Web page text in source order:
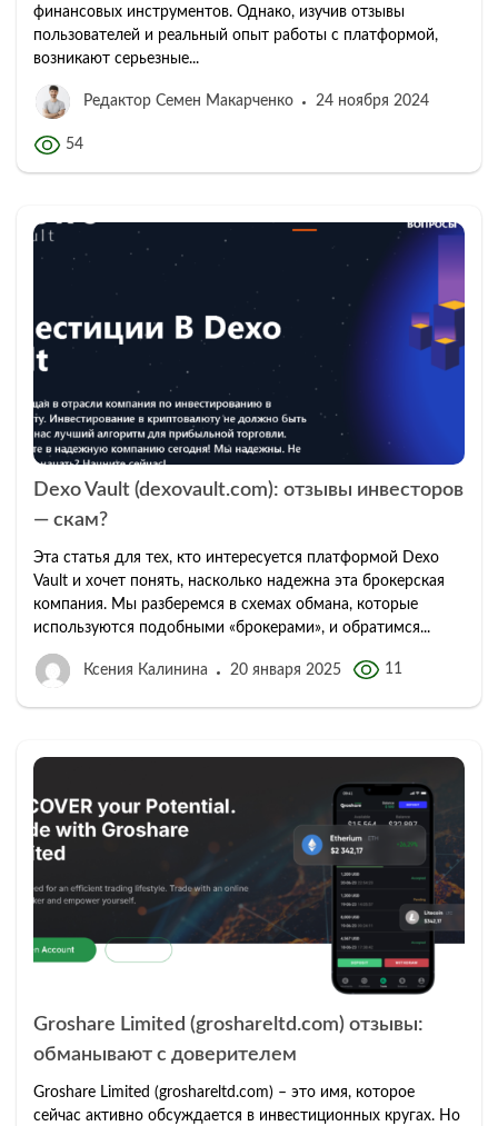
финансовых инструментов. Однако, изучив отзывы
пользователей и реальный опыт работы с платформой,
возникают серьезные...
Редактор Семен Макарченко 24 ноября 2024
54
Dexo Vault (dexovault.com): отзывы инвесторов
— скам?
Эта статья для тех, кто интересуется платформой Dexo
Vault и хочет понять, насколько надежна эта брокерская
компания. Мы разберемся в схемах обмана, которые
используются подобными «брокерами», и обратимся...
Ксения Калинина 20 января 2025 11
Groshare Limited (groshareltd.com) отзывы:
обманывают с доверителем
Groshare Limited (groshareltd.com) – это имя, которое
сейчас активно обсуждается в инвестиционных кругах. Но